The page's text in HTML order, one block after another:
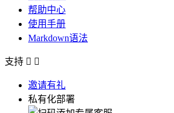
帮助中心
使用手册
Markdown语法
支持  
邀请有礼
私有化部署